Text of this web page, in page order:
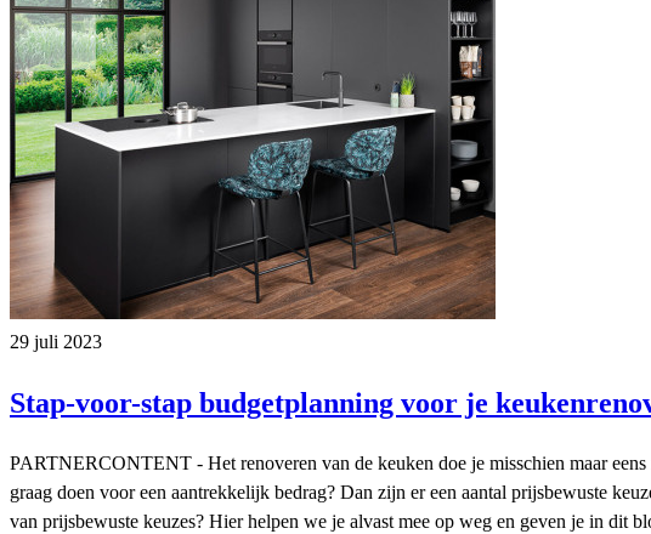
29 juli 2023
Stap-voor-stap budgetplanning voor je
PARTNERCONTENT - Het renoveren van de keuken doe je misschien maar
graag doen voor een aantrekkelijk bedrag? Dan zijn er een aantal prijsbewuste
van prijsbewuste keuzes? Hier helpen we je alvast mee op weg en geven je in dit